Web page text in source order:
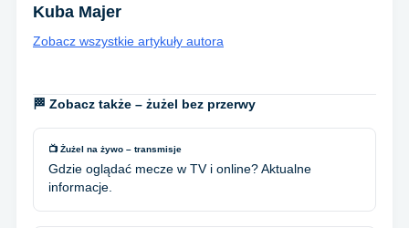
Kuba Majer
Zobacz wszystkie artykuły autora
🏁 Zobacz także – żużel bez przerwy
📺 Żużel na żywo – transmisje
Gdzie oglądać mecze w TV i online? Aktualne
informacje.